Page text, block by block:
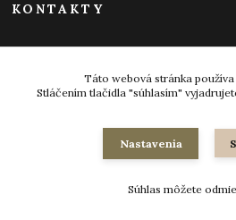
KONTAKTY
Vytvorené na
Táto webová stránka
Stláčením tlačidla "súhlasím"
Nastavenia
Súhlas môžete